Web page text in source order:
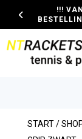
!!!
START/